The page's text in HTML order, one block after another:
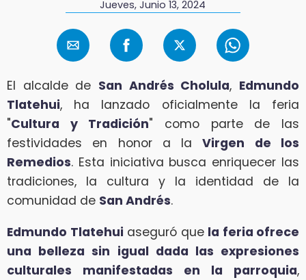
Jueves, Junio 13, 2024
El alcalde de San Andrés Cholula, Edmundo
Tlatehui, ha lanzado oficialmente la feria
"Cultura y Tradición" como parte de las
festividades en honor a laVirgen de los
Remedios. Esta iniciativa busca enriquecer las
tradiciones, la cultura y la identidad de la
comunidad de San Andrés.
Edmundo Tlatehui aseguró que la feria ofrece
una belleza sin igual dada las expresiones
culturales manifestadas en la parroquia,